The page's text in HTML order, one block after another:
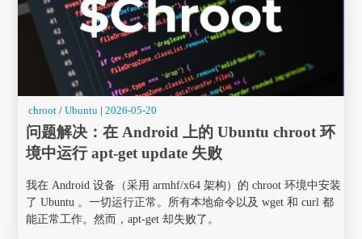
chroot / Ubuntu |2026-05-20
问题解决：在 Android 上的 Ubuntu chroot 环
境中运行 apt-get update 失败
我在 Android 设备（采用 armhf/x64 架构）的 chroot 环境中安装
了 Ubuntu 。一切运行正常。所有本地命令以及 wget 和 curl 都
能正常工作。然而，apt-get 却失败了。